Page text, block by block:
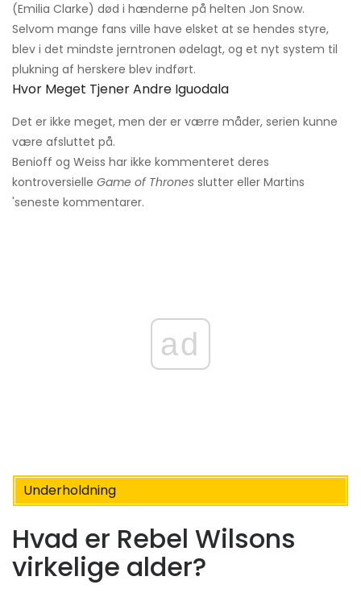
(Emilia Clarke) død i hænderne på helten Jon Snow.
Selvom mange fans ville have elsket at se hendes styre,
blev i det mindste jerntronen ødelagt, og et nyt system til
plukning af herskere blev indført.
Hvor Meget Tjener Andre Iguodala
Det er ikke meget, men der er værre måder, serien kunne
være afsluttet på.
Benioff og Weiss har ikke kommenteret deres
kontroversielle Game of Thrones slutter eller Martins
'seneste kommentarer.
ad
Underholdning
Hvad er Rebel Wilsons
virkelige alder?